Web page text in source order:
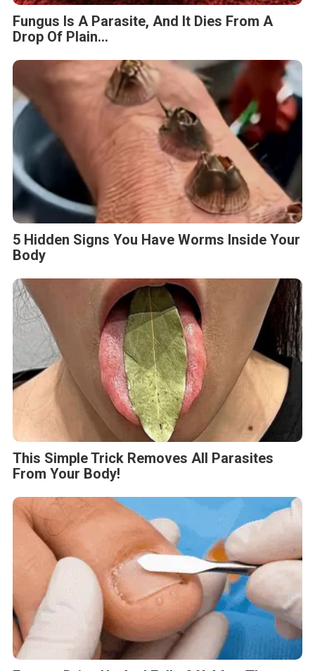
Fungus Is A Parasite, And It Dies From A
Drop Of Plain...
5 Hidden Signs You Have Worms Inside Your
Body
This Simple Trick Removes All Parasites
From Your Body!